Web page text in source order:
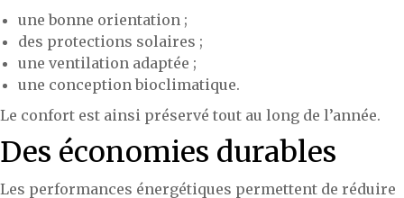
une bonne orientation ;
des protections solaires ;
une ventilation adaptée ;
une conception bioclimatique.
Le confort est ainsi préservé tout au long de l’année.
Des économies durables
Les performances énergétiques permettent de réduire